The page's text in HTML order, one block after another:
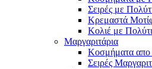
Σειρές με
Κρεμαστά
Κολιέ με
Μαργαριτάρια
Κοσμήματα απο
Σειρές